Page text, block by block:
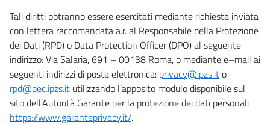
Tali diritti potranno essere esercitati mediante richiesta inviata
con lettera raccomandata a.r. al Responsabile della Protezione
dei Dati (RPD) o Data Protection Officer (DPO) al seguente
indirizzo: Via Salaria, 691 – 00138 Roma, o mediante e–mail ai
seguenti indirizzi di posta elettronica: privacy@ipzs.ito
rpd@pec.ipzs.it utilizzando l’apposito modulo disponibile sul
sito dell’Autorità Garante per la protezione dei dati personali
https://www.garanteprivacy.it/.